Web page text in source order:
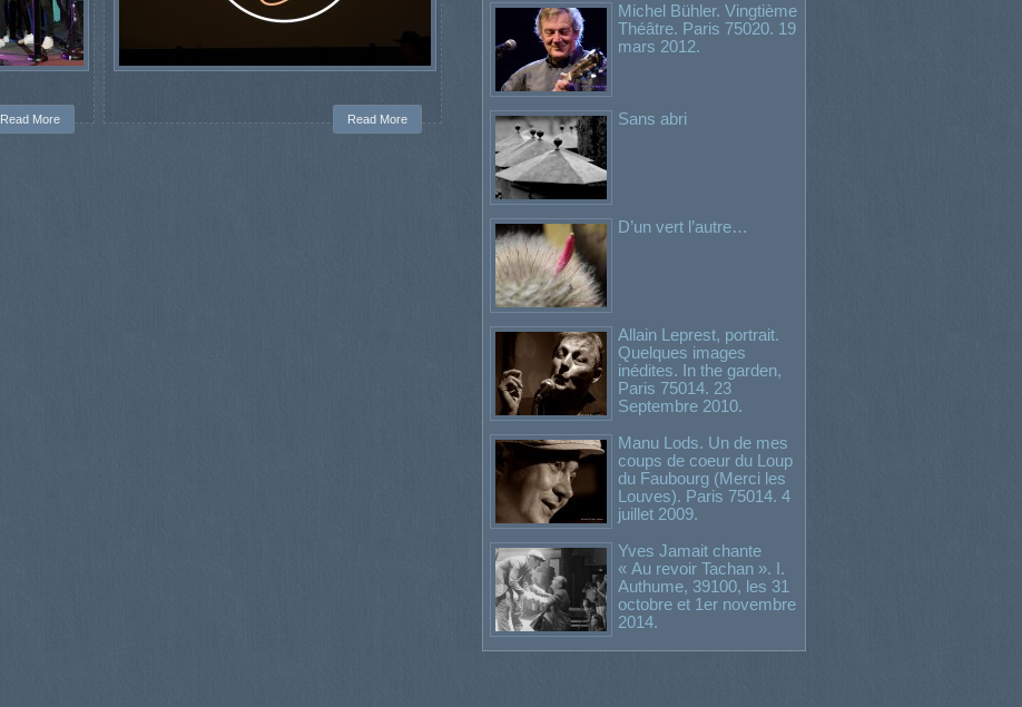
Read More Read More
Michel Bühler. Vingtième
Théâtre. Paris 75020. 19
mars 2012.
Sans abri
D’un vert l’autre…
Allain Leprest, portrait.
Quelques images
inédites. In the garden,
Paris 75014. 23
Septembre 2010.
Manu Lods. Un de mes
coups de coeur du Loup
du Faubourg (Merci les
Louves). Paris 75014. 4
juillet 2009.
Yves Jamait chante
« Au revoir Tachan ». I.
Authume, 39100, les 31
octobre et 1er novembre
2014.